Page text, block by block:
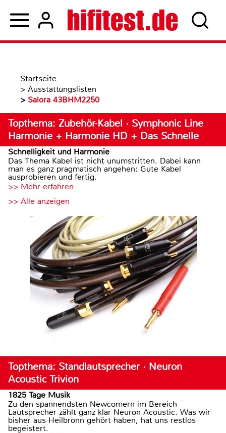
Startseite
> Ausstattungslisten
> Salora 43BHM2250
Topthema: Zubehör-Kabel · Symphonic Line
Harmonie + Harmonie HD + Das Schnelle
Schnelligkeit und Harmonie
Das Thema Kabel ist nicht unumstritten. Dabei kann
man es ganz pragmatisch angehen: Gute Kabel
ausprobieren und fertig.
>> Mehr erfahren
>> Alle anzeigen
Topthema: Standlautsprecher · Neuron
Acoustic Trivion
1825 Tage Musik
Zu den spannendsten Newcomern im Bereich
Lautsprecher zählt ganz klar Neuron Acoustic. Was wir
bisher aus Heilbronn gehört haben, hat uns restlos
begeistert.